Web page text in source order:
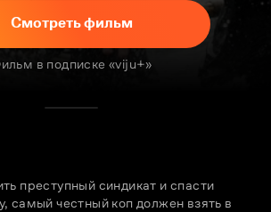
Смотреть фильм
в подписке «viju+»
преступный синдикат и спасти
самый честный коп должен взять в